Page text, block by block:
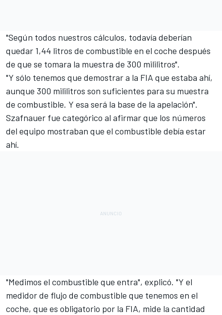
"Según todos nuestros cálculos, todavía deberían
quedar 1,44 litros de combustible en el coche después
de que se tomara la muestra de 300 mililitros".
"Y sólo tenemos que demostrar a la FIA que estaba ahí,
aunque 300 mililitros son suficientes para su muestra
de combustible. Y esa será la base de la apelación".
Szafnauer fue categórico al afirmar que los números
del equipo mostraban que el combustible debía estar
ahí.
"Medimos el combustible que entra", explicó. "Y el
medidor de flujo de combustible que tenemos en el
coche, que es obligatorio por la FIA, mide la cantidad